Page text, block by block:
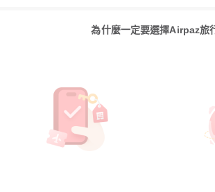
為什麼一定要選擇Airpaz旅